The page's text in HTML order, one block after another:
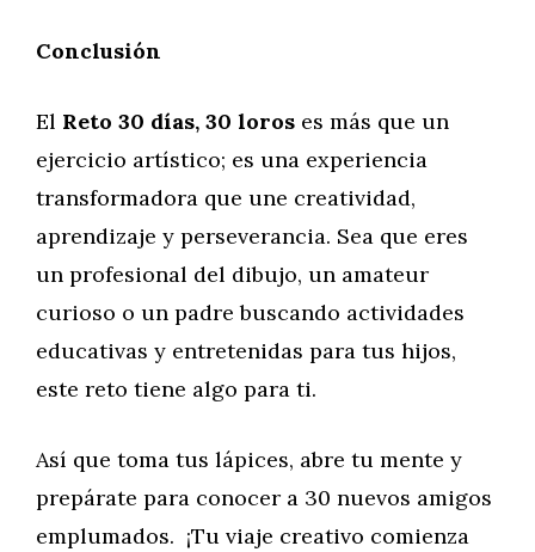
Conclusión
El Reto 30 días, 30 loros es más que un
ejercicio artístico; es una experiencia
transformadora que une creatividad,
aprendizaje y perseverancia. Sea que eres
un profesional del dibujo, un amateur
curioso o un padre buscando actividades
educativas y entretenidas para tus hijos,
este reto tiene algo para ti.
Así que toma tus lápices, abre tu mente y
prepárate para conocer a 30 nuevos amigos
emplumados. ¡Tu viaje creativo comienza